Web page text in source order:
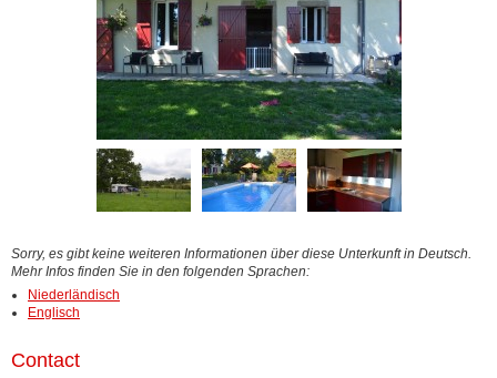
Sorry, es gibt keine weiteren Informationen über diese Unterkunft in Deutsch.
Mehr Infos finden Sie in den folgenden Sprachen:
Niederländisch
Englisch
Contact